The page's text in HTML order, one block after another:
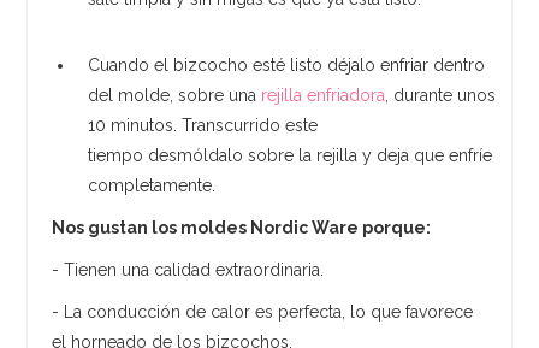
Cuando el bizcocho esté listo déjalo enfriar dentro
del molde, sobre una rejilla enfriadora , durante unos
10 minutos. Transcurrido este
tiempo desmóldalo sobre la rejilla y deja que enfríe
completamente.
Nos gustan los moldes Nordic Ware porque:
- Tienen una calidad extraordinaria.
- La conducción de calor es perfecta, lo que favorece
el horneado de los bizcochos.